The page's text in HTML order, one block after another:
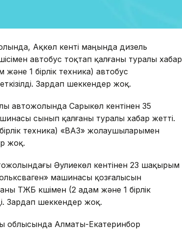
Ақкөл кенті маңында дизель
автобус тоқтап қалғаны туралы хабар
және 1 бірлік техника) автобус
Зардап шеккендер жоқ.
автожолында Сарыкөл кентінен 35
сынып қалғаны туралы хабар жетті.
техника) «ВАЗ» жолаушыларымен
жоқ.
Әулиекөл кентінен 23 шақырым
машинасы қозғалысын
ТЖБ күшімен (2 адам және 1 бірлік
Зардап шеккендер жоқ.
облысында Алматы-Екатеринбор